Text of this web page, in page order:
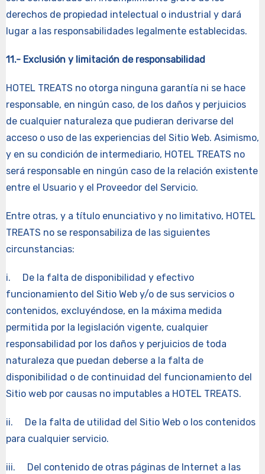
derechos de propiedad intelectual o industrial y dará
lugar a las responsabilidades legalmente establecidas.
11.- Exclusión y limitación de responsabilidad
HOTEL TREATS no otorga ninguna garantía ni se hace
responsable, en ningún caso, de los daños y perjuicios
de cualquier naturaleza que pudieran derivarse del
acceso o uso de las experiencias del Sitio Web. Asimismo,
y en su condición de intermediario, HOTEL TREATS no
será responsable en ningún caso de la relación existente
entre el Usuario y el Proveedor del Servicio.
Entre otras, y a título enunciativo y no limitativo, HOTEL
TREATS no se responsabiliza de las siguientes
circunstancias:
i. De la falta de disponibilidad y efectivo
funcionamiento del Sitio Web y/o de sus servicios o
contenidos, excluyéndose, en la máxima medida
permitida por la legislación vigente, cualquier
responsabilidad por los daños y perjuicios de toda
naturaleza que puedan deberse a la falta de
disponibilidad o de continuidad del funcionamiento del
Sitio web por causas no imputables a HOTEL TREATS.
ii. De la falta de utilidad del Sitio Web o los contenidos
para cualquier servicio.
iii. Del contenido de otras páginas de Internet a las